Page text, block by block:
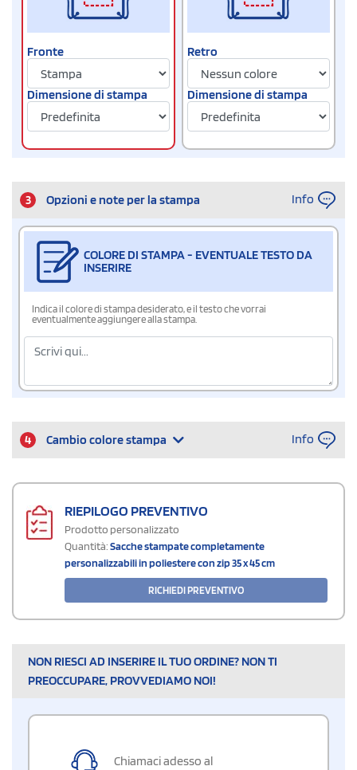
Fronte
Dimensione di stampa
Retro
Dimensione di stampa
3 Opzioni e note per la stampa Info
COLORE DI STAMPA - EVENTUALE TESTO DA
INSERIRE
Indica il colore di stampa desiderato, e il testo che vorrai
eventualmente aggiungere alla stampa.
4 Cambio colore stampa Info
RIEPILOGO PREVENTIVO
Prodotto personalizzato
Quantità:Sacche stampate completamente
personalizzabili in poliestere con zip 35 x 45 cm
RICHIEDI PREVENTIVO
NON RIESCI AD INSERIRE IL TUO ORDINE? NON TI
PREOCCUPARE, PROVVEDIAMO NOI!
Chiamaci adesso al